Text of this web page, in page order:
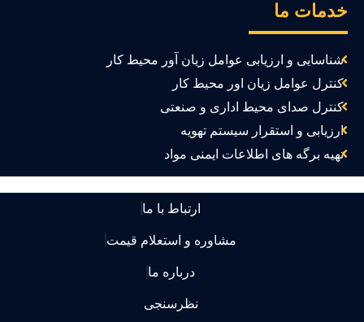
ما
شناسایی و ارزیابی عوامل زیان آور محیط کار
کنترل عوامل زیان اور محیط کار
کنترل صدای محیط اداری و صنعتی
ارزیابی و استقرار سیستم تهویه
تهیه برگه های اطلاعات ایمنی مواد
ارتباط با ما
مشاوره و استعلام قیمت
درباره ما
نظرسنجی